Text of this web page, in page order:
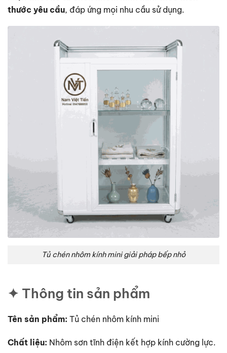
thước yêu cầu, đáp ứng mọi nhu cầu sử dụng.
Tủ chén nhôm kính mini giải pháp bếp nhỏ
✦ Thông tin sản phẩm
Tên sản phẩm: Tủ chén nhôm kính mini
Chất liệu: Nhôm sơn tĩnh điện kết hợp kính cường lực.